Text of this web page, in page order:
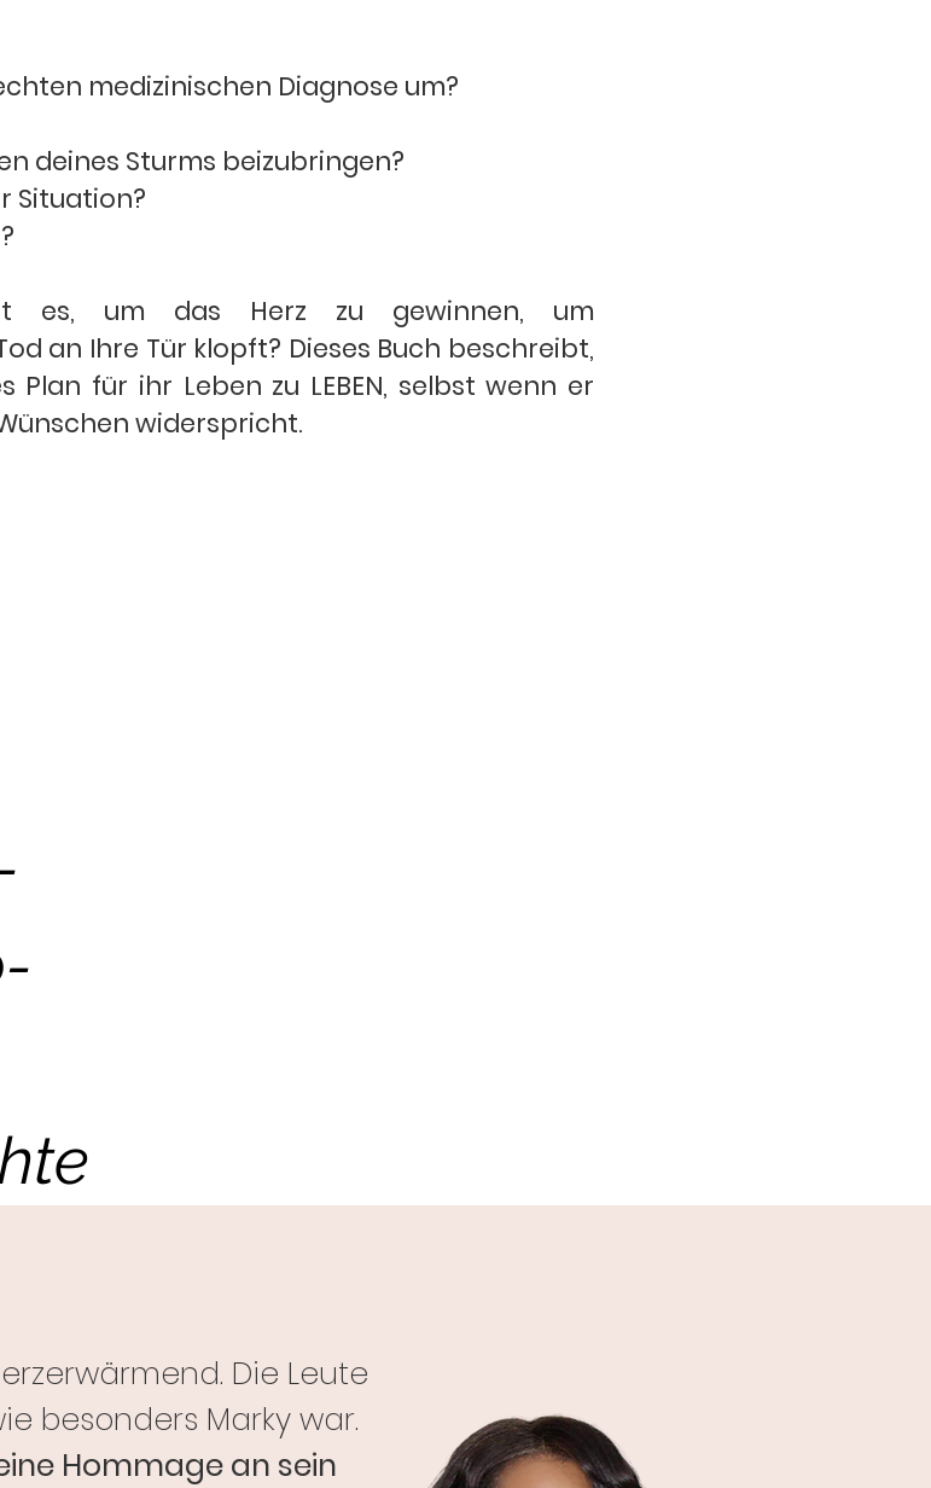
medizinischen Diagnose um?
deines Sturms beizubringen?
Situation?
es, um das Herz zu gewinnen, um
an Ihre Tür klopft? Dieses Buch beschreibt,
für ihr Leben zu LEBEN, selbst wenn er
widerspricht.
Die Leute
besonders Marky war.
Hommage an sein